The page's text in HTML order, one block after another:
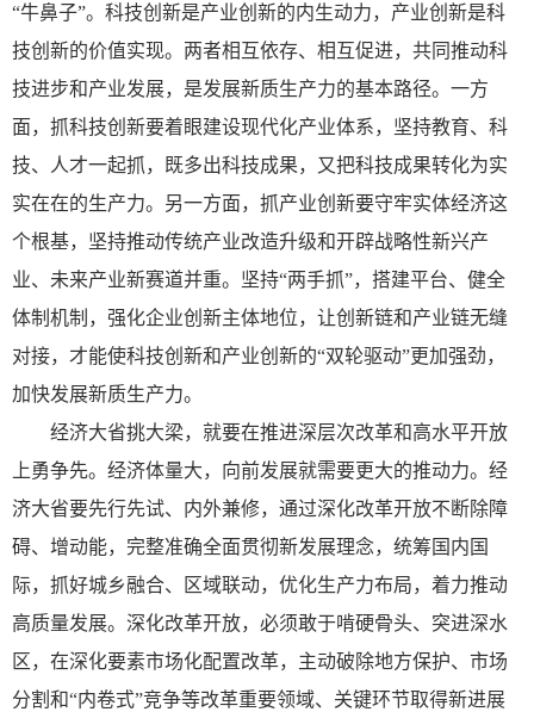
“牛鼻子”。科技创新是产业创新的内生动力，产业创新是科
技创新的价值实现。两者相互依存、相互促进，共同推动科
技进步和产业发展，是发展新质生产力的基本路径。一方
面，抓科技创新要着眼建设现代化产业体系，坚持教育、科
技、人才一起抓，既多出科技成果，又把科技成果转化为实
实在在的生产力。另一方面，抓产业创新要守牢实体经济这
个根基，坚持推动传统产业改造升级和开辟战略性新兴产
业、未来产业新赛道并重。坚持“两手抓”，搭建平台、健全
体制机制，强化企业创新主体地位，让创新链和产业链无缝
对接，才能使科技创新和产业创新的“双轮驱动”更加强劲，
加快发展新质生产力。
经济大省挑大梁，就要在推进深层次改革和高水平开放
上勇争先。经济体量大，向前发展就需要更大的推动力。经
济大省要先行先试、内外兼修，通过深化改革开放不断除障
碍、增动能，完整准确全面贯彻新发展理念，统筹国内国
际，抓好城乡融合、区域联动，优化生产力布局，着力推动
高质量发展。深化改革开放，必须敢于啃硬骨头、突进深水
区，在深化要素市场化配置改革，主动破除地方保护、市场
分割和“内卷式”竞争等改革重要领域、关键环节取得新进展